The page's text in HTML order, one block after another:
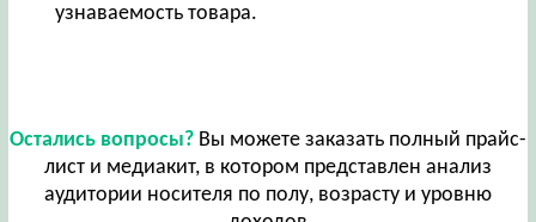
узнаваемость товара.
Остались вопросы?Вы можете заказать полный прайс-
лист и медиакит, в котором представлен анализ
аудитории носителя по полу, возрасту и уровню